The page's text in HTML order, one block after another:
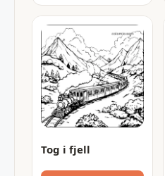
Tog i fjell